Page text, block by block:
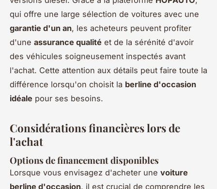
qui offre une large sélection de voitures avec une
garantie d'un an, les acheteurs peuvent profiter
d'une assurance qualité et de la sérénité d'avoir
des véhicules soigneusement inspectés avant
l'achat. Cette attention aux détails peut faire toute la
différence lorsqu'on choisit la berline d'occasion
idéale pour ses besoins.
Considérations financières lors de
l'achat
Options de financement disponibles
Lorsque vous envisagez d'acheter une voiture
berline d'occasion, il est crucial de comprendre les